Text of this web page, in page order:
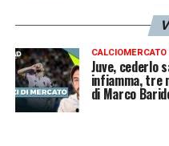
CALCIOMERCATO
Juve, cederlo
infiamma, tre
di Marco